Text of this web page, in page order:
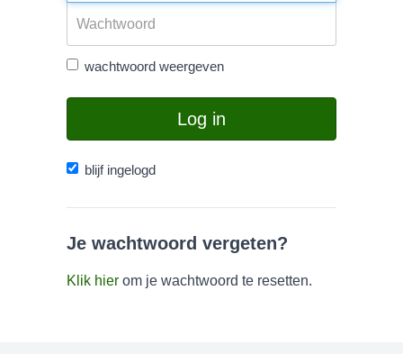
wachtwoord weergeven
Log in
blijf ingelogd
Je wachtwoord vergeten?
Klik hier om je wachtwoord te resetten.